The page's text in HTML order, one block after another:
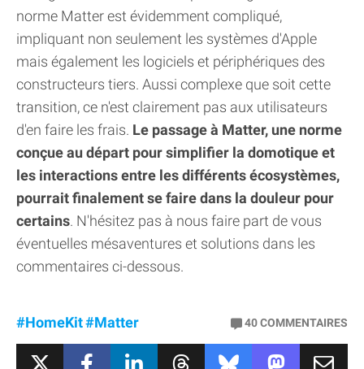
norme Matter est évidemment compliqué,
impliquant non seulement les systèmes d'Apple
mais également les logiciels et périphériques des
constructeurs tiers. Aussi complexe que soit cette
transition, ce n'est clairement pas aux utilisateurs
d'en faire les frais. Le passage à Matter, une norme
conçue au départ pour simplifier la domotique et
les interactions entre les différents écosystèmes,
pourrait finalement se faire dans la douleur pour
certains. N'hésitez pas à nous faire part de vous
éventuelles mésaventures et solutions dans les
commentaires ci-dessous.
#HomeKit#Matter 40COMMENTAIRES